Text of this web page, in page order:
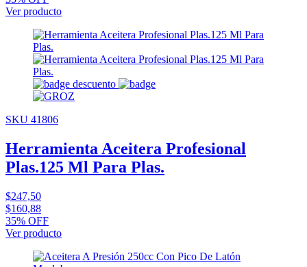
Ver producto
SKU 41806
Herramienta Aceitera Profesional
Plas.125 Ml Para Plas.
$247,50
$160,88
35% OFF
Ver producto